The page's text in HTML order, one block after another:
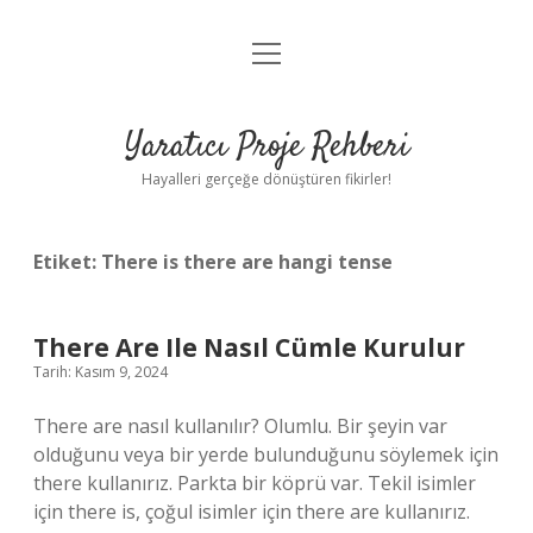
Anasayfa
Yasal Uyarı
menüyü
Yaratıcı Proje Rehberi
Hayalleri gerçeğe dönüştüren fikirler!
Etiket: There is there are hangi tense
There Are Ile Nasıl Cümle Kurulur
Tarih: Kasım 9, 2024
There are nasıl kullanılır? Olumlu. Bir şeyin var
olduğunu veya bir yerde bulunduğunu söylemek için
there kullanırız. Parkta bir köprü var. Tekil isimler
için there is, çoğul isimler için there are kullanırız.